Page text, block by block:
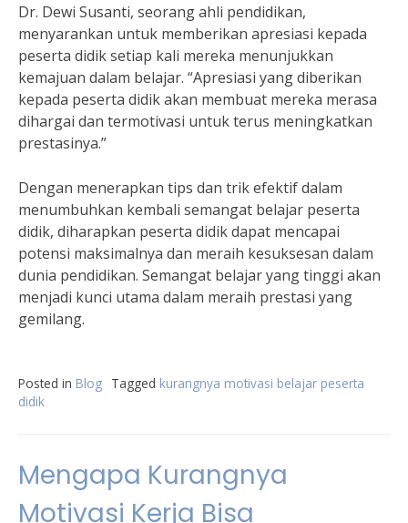
Dr. Dewi Susanti, seorang ahli pendidikan,
menyarankan untuk memberikan apresiasi kepada
peserta didik setiap kali mereka menunjukkan
kemajuan dalam belajar. “Apresiasi yang diberikan
kepada peserta didik akan membuat mereka merasa
dihargai dan termotivasi untuk terus meningkatkan
prestasinya.”
Dengan menerapkan tips dan trik efektif dalam
menumbuhkan kembali semangat belajar peserta
didik, diharapkan peserta didik dapat mencapai
potensi maksimalnya dan meraih kesuksesan dalam
dunia pendidikan. Semangat belajar yang tinggi akan
menjadi kunci utama dalam meraih prestasi yang
gemilang.
Posted in Blog Tagged kurangnya motivasi belajar peserta
didik
Mengapa Kurangnya
Motivasi Kerja Bisa